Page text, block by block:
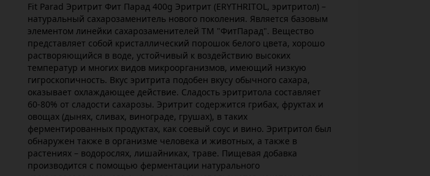
Fit Parad Эритрит Фит Парад 400g Эритрит (ERYTHRITOL, эритритол) –
натуральный сахарозаменитель нового поколения. Является базовым
элементом линейки сахарозаменителей ТМ "ФитПарад". Вещество
представляет собой кристаллический порошок белого цвета, хорошо
растворяющийся в воде, устойчивый к воздействию высоких
температур и многих видов микроорганизмов, имеющий низкую
гигроскопичность. Вкус эритрита подобен вкусу обычного сахара,
оказывает охлаждающее действие. Сладость эритритола составляет
60-80% от сладости сахарозы. Эритрит содержится грибах, фруктах и
овощах (дынях, сливах, винограде, грушах), в таких
ферментированных продуктах, как соевый соус и вино. Эритритол был
обнаружен также в организме человека и животных, а также в
растениях – водорослях, лишайниках, траве. Пищевая добавка
производится с помощью ферментации натурального